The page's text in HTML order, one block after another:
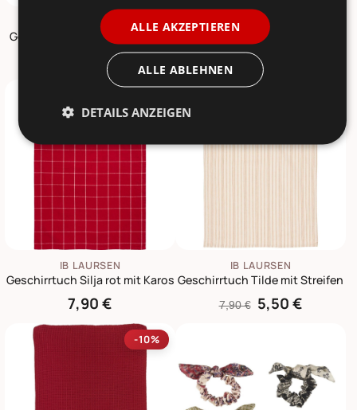
IB LAURSEN
Geschirrtuch mit Querstreifen
6,90 €
IB LAURSEN
7,90 €
IB LAURSEN
Geschirrtuch Silja rot mit Karos
7,90 €
IB LAURSEN
Geschirrtuch Tilde mit Streifen
7,90 € 5,50 €
-10%
ALLE AKZEPTIEREN
ALLE ABLEHNEN
DETAILS ANZEIGEN